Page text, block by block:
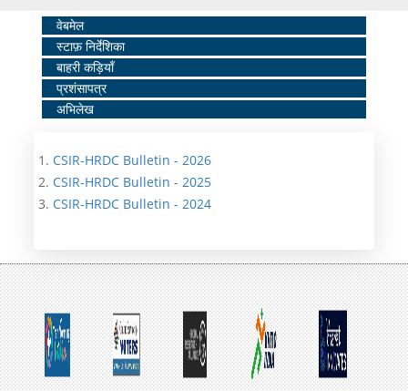
Home
Middle
Menu
वेबमेल
स्टाफ़ निर्देशिका
बाहरी कड़ियाँ
प्रशंसापत्र
अभिलेख
CSIR-HRDC Bulletin - 2026
CSIR-HRDC Bulletin - 2025
CSIR-HRDC Bulletin - 2024